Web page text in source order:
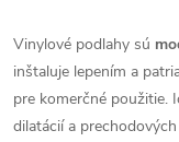
Vinylové podlahy sú
inštaluje lepením a
pre komerčné použitie.
dilatácií a